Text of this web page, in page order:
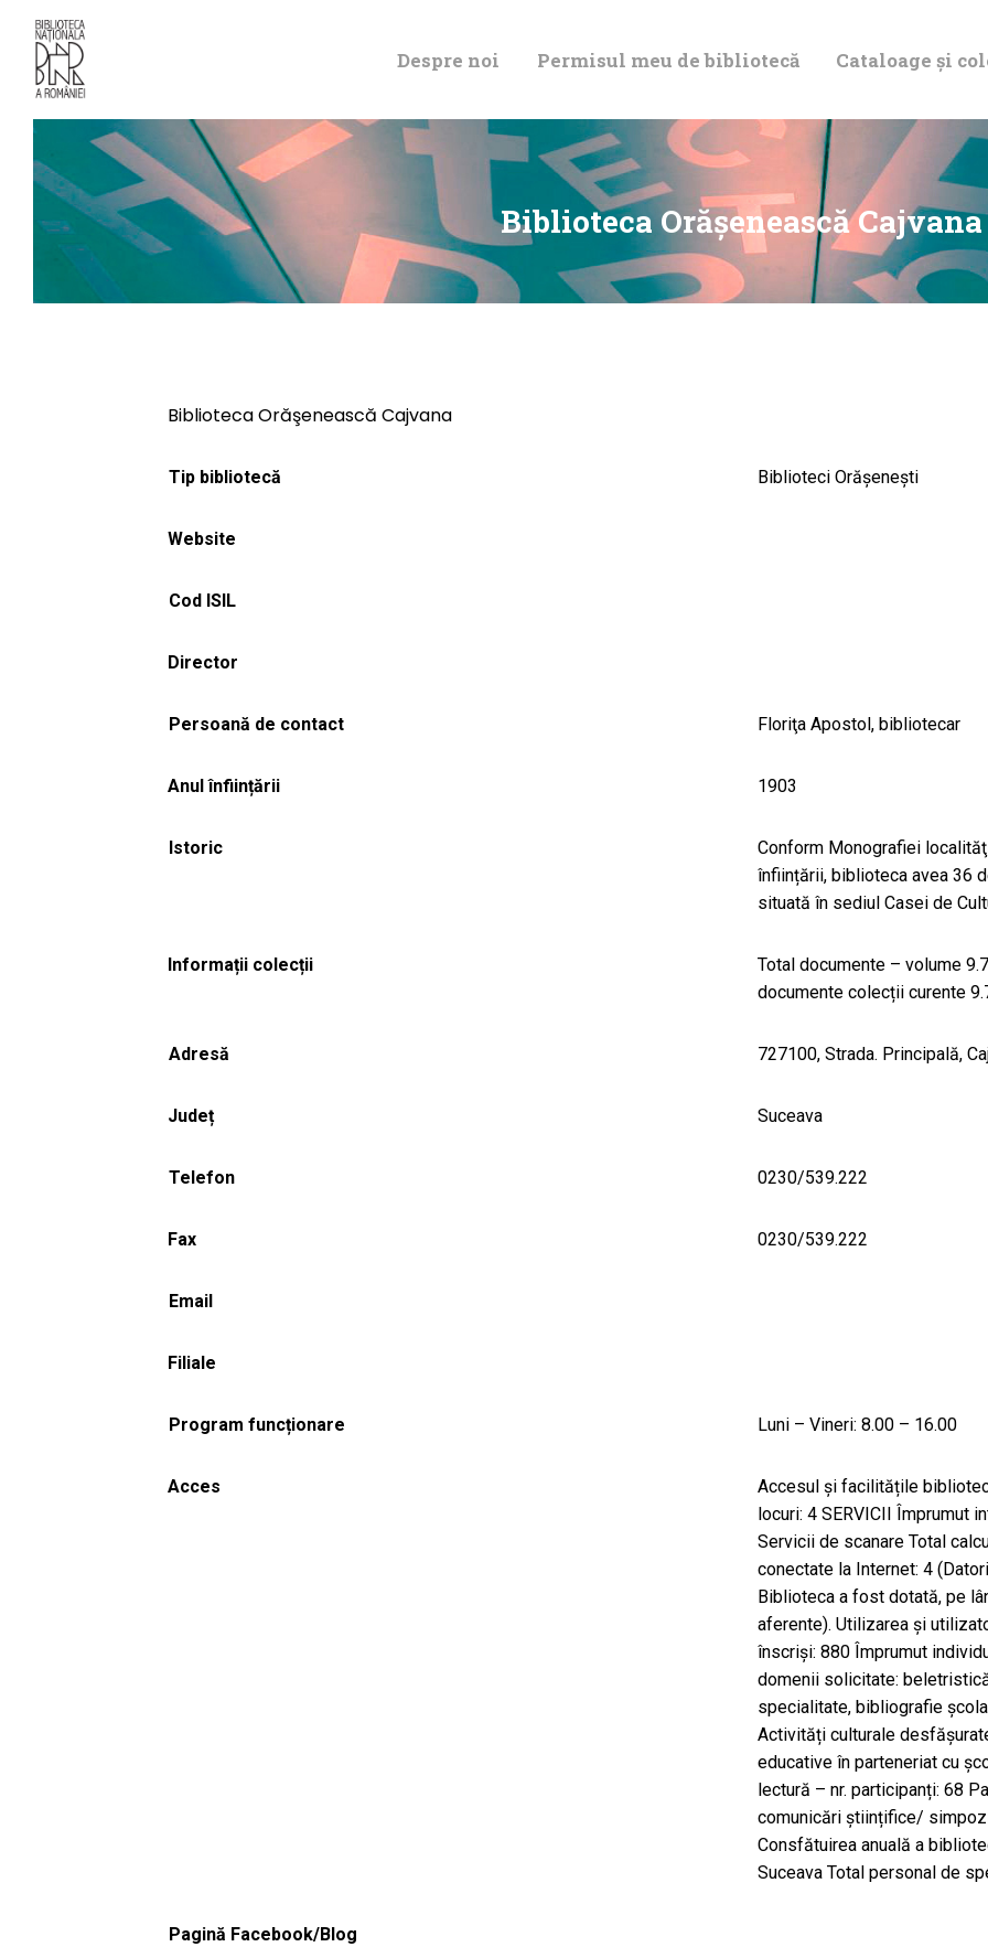
Despre noi Permisul meu de bibliotecă Cataloage și
Biblioteca Orăşenească Cajvana
DE BIBLIOTECĂ
CATALOAGE ȘI
COLECȚII
Biblioteca Orăşenească Cajvana
Tip bibliotecă Biblioteci Orășenești
Website
Cod ISIL
Director
Persoană de contact Floriţa Apostol, bibliotecar
Anul înființării 1903
Istoric
Conform Monografiei
înființării, biblioteca avea 36
situată în sediul Casei de
Informații colecții
Total documente – volume
documente colecții curente
Adresă 727100, Strada. Principală,
Județ Suceava
Telefon 0230/539.222
Fax 0230/539.222
Email
Filiale
Program funcționare Luni – Vineri: 8.00 – 16.00
Acces
Accesul și facilitățile
locuri: 4 SERVICII Împrumut
Servicii de scanare Total
conectate la Internet: 4
Biblioteca a fost dotată, pe
aferente). Utilizarea și
înscriși: 880 Împrumut
domenii solicitate:
specialitate, bibliografie
Activități culturale
educative în parteneriat cu
lectură – nr. participanți: 68
comunicări științifice/
Consfătuirea anuală a
Suceava Total personal de
Pagină Facebook/Blog